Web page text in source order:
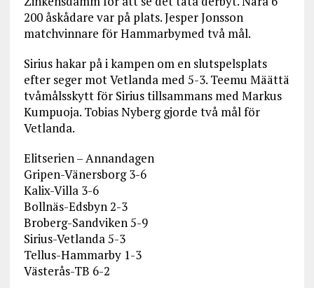
200 åskådare var på plats. Jesper Jonsson
matchvinnare för Hammarbymed två mål.
Sirius hakar på i kampen om en slutspelsplats
efter seger mot Vetlanda med 5-3. Teemu Määttä
tvåmålsskytt för Sirius tillsammans med Markus
Kumpuoja. Tobias Nyberg gjorde två mål för
Vetlanda.
Elitserien – Annandagen
Gripen-Vänersborg 3-6
Kalix-Villa 3-6
Bollnäs-Edsbyn 2-3
Broberg-Sandviken 5-9
Sirius-Vetlanda 5-3
Tellus-Hammarby 1-3
Västerås-TB 6-2